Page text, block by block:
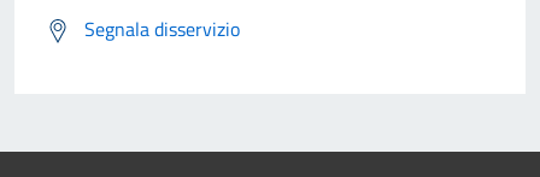
Segnala disservizio